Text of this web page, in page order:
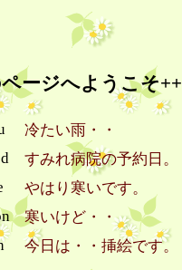
ージへようこそ++
冷たい雨・・
すみれ病院の予約日。
やはり寒いです。
寒いけど・・
今日は・・挿絵です。